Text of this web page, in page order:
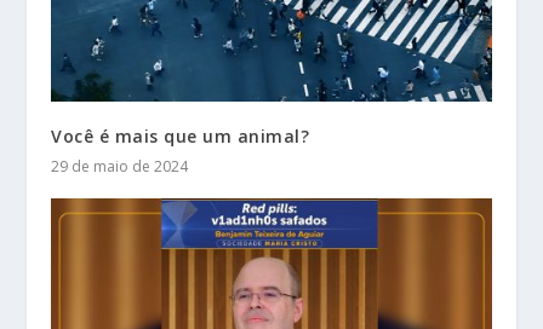
Você é mais que um animal?
29 de maio de 2024